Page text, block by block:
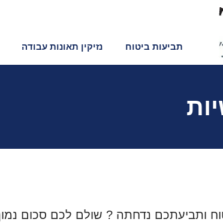
תביעות ביטוח נזיקין תאונות עבודה
ותביעתכם נדחתה ? שולם לכם סכום